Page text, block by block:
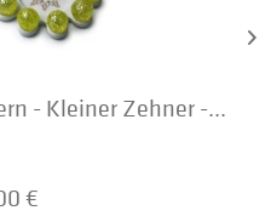
- Kleiner Zehner -...
€